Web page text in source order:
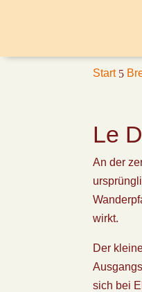
Start 5
Le
An der
wirkt.
Der
sich bei